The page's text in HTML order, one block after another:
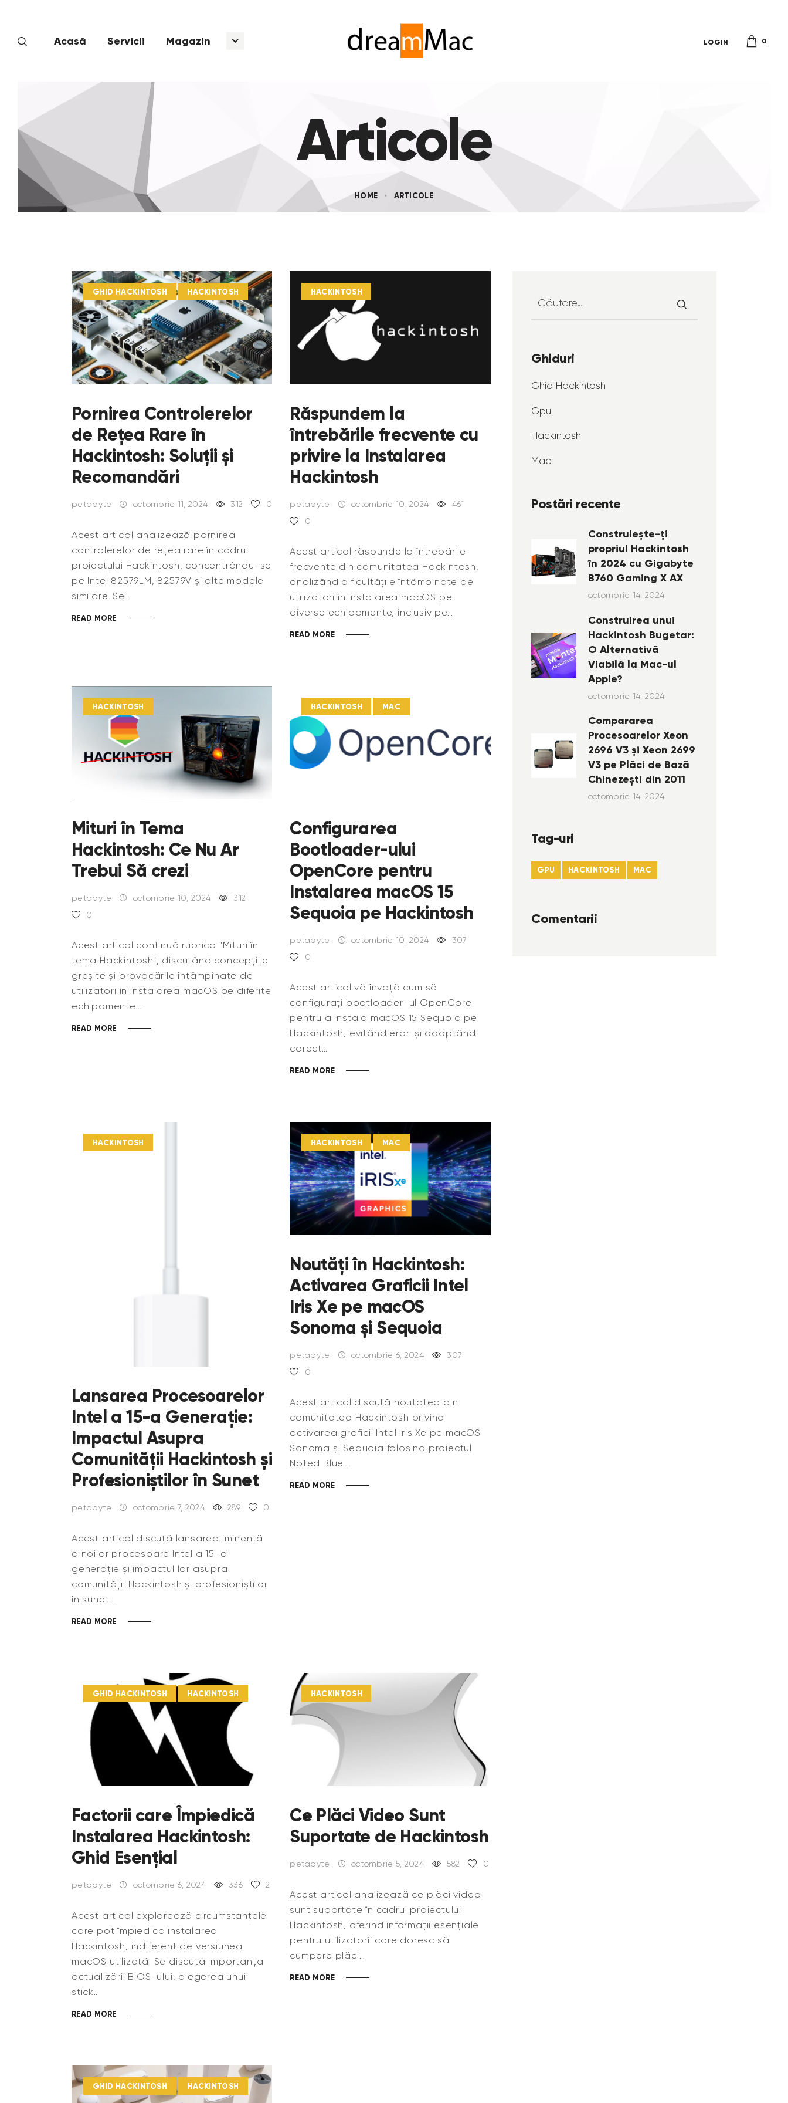
Acasă Servicii Magazin LOGIN 0
Articole
HOME ARTICOLE
GHID HACKINTOSH HACKINTOSH
Pornirea Controlerelor
de Rețea Rare în
Hackintosh: Soluții și
Recomandări
petabyte octombrie 11, 2024 312 0
Acest articol analizează pornirea
controlerelor de rețea rare în cadrul
proiectului Hackintosh, concentrându-se
pe Intel 82579LM, 82579V și alte modele
similare. Se…
READ MORE
HACKINTOSH
Răspundem la
întrebările frecvente cu
privire la Instalarea
Hackintosh
petabyte octombrie 10, 2024
461
0
Acest articol răspunde la întrebările
frecvente din comunitatea Hackintosh,
analizând dificultățile întâmpinate de
utilizatori în instalarea macOS pe
diverse echipamente, inclusiv pe…
READ MORE
HACKINTOSH
Mituri în Tema
Hackintosh: Ce Nu Ar
Trebui Să crezi
petabyte octombrie 10, 2024
312
0
Acest articol continuă rubrica "Mituri în
tema Hackintosh", discutând concepțiile
greșite și provocările întâmpinate de
utilizatori în instalarea macOS pe diferite
echipamente.…
READ MORE
HACKINTOSH MAC
Configurarea
Bootloader-ului
OpenCore pentru
Instalarea macOS 15
Sequoia pe Hackintosh
petabyte octombrie 10, 2024
307
0
Acest articol vă învață cum să
configurați bootloader-ul OpenCore
pentru a instala macOS 15 Sequoia pe
Hackintosh, evitând erori și adaptând
corect…
READ MORE
HACKINTOSH
Lansarea Procesoarelor
Intel a 15-a Generație:
Impactul Asupra
Comunității Hackintosh și
Profesioniștilor în Sunet
petabyte octombrie 7, 2024 289 0
Acest articol discută lansarea iminentă
a noilor procesoare Intel a 15-a
generație și impactul lor asupra
comunității Hackintosh și profesioniștilor
în sunet.…
READ MORE
HACKINTOSH MAC
Noutăți în Hackintosh:
Activarea Graficii Intel
Iris Xe pe macOS
Sonoma și Sequoia
petabyte octombrie 6, 2024
307
0
Acest articol discută noutatea din
comunitatea Hackintosh privind
activarea graficii Intel Iris Xe pe macOS
Sonoma și Sequoia folosind proiectul
Noted Blue.…
READ MORE
GHID HACKINTOSH HACKINTOSH
Factorii care Împiedică
Instalarea Hackintosh:
Ghid Esențial
petabyte octombrie 6, 2024 336 2
Acest articol explorează circumstanțele
care pot împiedica instalarea
Hackintosh, indiferent de versiunea
macOS utilizată. Se discută importanța
actualizării BIOS-ului, alegerea unui
stick…
READ MORE
HACKINTOSH
Ce Plăci Video Sunt
Suportate de Hackintosh
petabyte octombrie 5, 2024 582 0
Acest articol analizează ce plăci video
sunt suportate în cadrul proiectului
Hackintosh, oferind informații esențiale
pentru utilizatorii care doresc să
cumpere plăci…
READ MORE
GHID HACKINTOSH HACKINTOSH
Ghiduri
Ghid Hackintosh
Gpu
Hackintosh
Mac
Postări recente
Construiește-ți
propriul Hackintosh
în 2024 cu Gigabyte
B760 Gaming X AX
octombrie 14, 2024
Construirea unui
Hackintosh Bugetar:
O Alternativă
Viabilă la Mac-ul
Apple?
octombrie 14, 2024
Compararea
Procesoarelor Xeon
2696 V3 și Xeon 2699
V3 pe Plăci de Bază
Chinezești din 2011
octombrie 14, 2024
Tag-uri
GPU HACKINTOSH MAC
Comentarii